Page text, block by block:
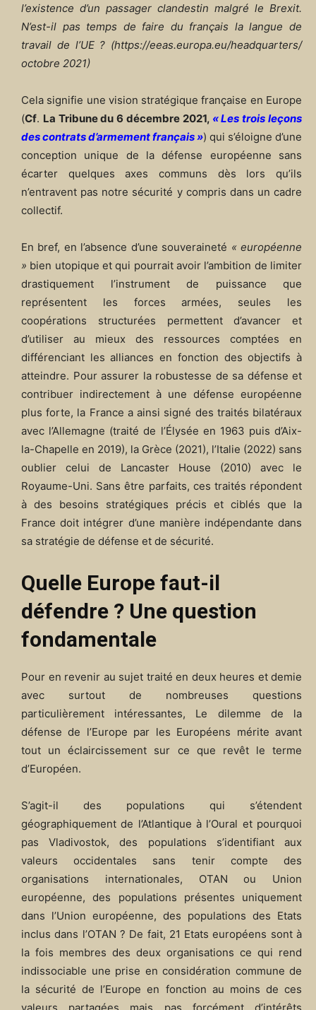
l’existence d’un passager clandestin malgré le Brexit.
N’est-il pas temps de faire du français la langue de
travail de l’UE ? (https://eeas.europa.eu/headquarters/
octobre 2021)
Cela signifie une vision stratégique française en Europe
(Cf. La Tribune du 6 décembre 2021, «Les trois leçons
des contrats d’armement français») qui s’éloigne d’une
conception unique de la défense européenne sans
écarter quelques axes communs dès lors qu’ils
n’entravent pas notre sécurité y compris dans un cadre
collectif.
En bref, en l’absence d’une souveraineté « européenne
» bien utopique et qui pourrait avoir l’ambition de limiter
drastiquement l’instrument de puissance que
représentent les forces armées, seules les
coopérations structurées permettent d’avancer et
d’utiliser au mieux des ressources comptées en
différenciant les alliances en fonction des objectifs à
atteindre. Pour assurer la robustesse de sa défense et
contribuer indirectement à une défense européenne
plus forte, la France a ainsi signé des traités bilatéraux
avec l’Allemagne (traité de l’Élysée en 1963 puis d’Aix-
la-Chapelle en 2019), la Grèce (2021), l’Italie (2022) sans
oublier celui de Lancaster House (2010) avec le
Royaume-Uni. Sans être parfaits, ces traités répondent
à des besoins stratégiques précis et ciblés que la
France doit intégrer d’une manière indépendante dans
sa stratégie de défense et de sécurité.
Quelle Europe faut-il
défendre ? Une question
fondamentale
Pour en revenir au sujet traité en deux heures et demie
avec surtout de nombreuses questions
particulièrement intéressantes, Le dilemme de la
défense de l’Europe par les Européens mérite avant
tout un éclaircissement sur ce que revêt le terme
d’Européen.
S’agit-il des populations qui s’étendent
géographiquement de l’Atlantique à l’Oural et pourquoi
pas Vladivostok, des populations s’identifiant aux
valeurs occidentales sans tenir compte des
organisations internationales, OTAN ou Union
européenne, des populations présentes uniquement
dans l’Union européenne, des populations des Etats
inclus dans l’OTAN ? De fait, 21 Etats européens sont à
la fois membres des deux organisations ce qui rend
indissociable une prise en considération commune de
la sécurité de l’Europe en fonction au moins de ces